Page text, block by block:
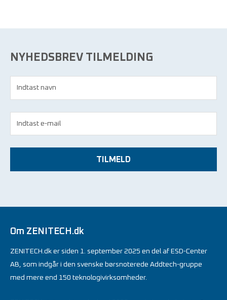
NYHEDSBREV TILMELDING
TILMELD
Om ZENITECH.dk
ZENITECH.dk er siden 1. september 2025 en del af ESD-Center
AB, som indgår i den svenske børsnoterede Addtech-gruppe
med mere end 150 teknologivirksomheder.